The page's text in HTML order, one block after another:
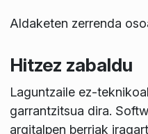
Aldaketen zerrenda
Hitzez zabaldu
Laguntzaile ez-
garrantzitsua dira.
argitalpen berriak